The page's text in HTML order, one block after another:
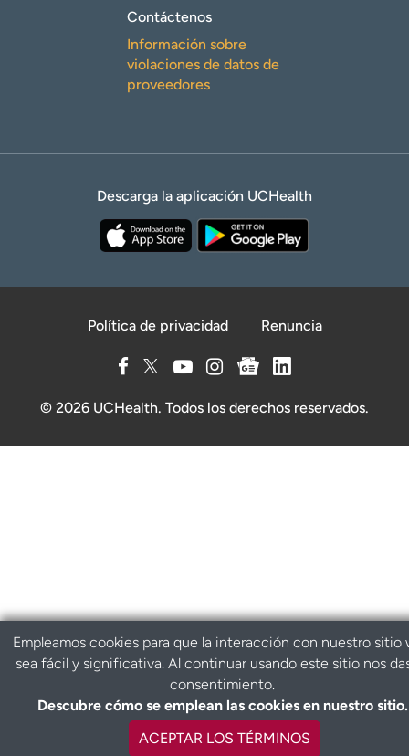
Contáctenos
Información sobre
violaciones de datos de
proveedores
Descarga la aplicación UCHealth
Política de privacidad Renuncia
© 2026 UCHealth. Todos los derechos reservados.
Empleamos cookies para que la interacción con nuestro sitio
sea fácil y significativa. Al continuar usando este sitio nos
consentimiento.
Descubre cómo se emplean las cookies en nuestro sitio.
ACEPTAR LOS TÉRMINOS